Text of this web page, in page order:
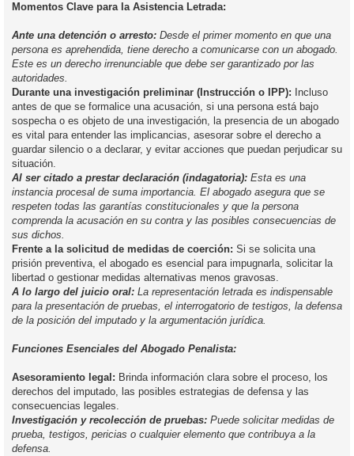
Momentos Clave para la Asistencia Letrada:
Ante una detención o arresto: Desde el primer momento en que una
persona es aprehendida, tiene derecho a comunicarse con un abogado.
Este es un derecho irrenunciable que debe ser garantizado por las
autoridades.
Durante una investigación preliminar (Instrucción o IPP): Incluso
antes de que se formalice una acusación, si una persona está bajo
sospecha o es objeto de una investigación, la presencia de un abogado
es vital para entender las implicancias, asesorar sobre el derecho a
guardar silencio o a declarar, y evitar acciones que puedan perjudicar su
situación.
Al ser citado a prestar declaración (indagatoria): Esta es una
instancia procesal de suma importancia. El abogado asegura que se
respeten todas las garantías constitucionales y que la persona
comprenda la acusación en su contra y las posibles consecuencias de
sus dichos.
Frente a la solicitud de medidas de coerción: Si se solicita una
prisión preventiva, el abogado es esencial para impugnarla, solicitar la
libertad o gestionar medidas alternativas menos gravosas.
A lo largo del juicio oral: La representación letrada es indispensable
para la presentación de pruebas, el interrogatorio de testigos, la defensa
de la posición del imputado y la argumentación jurídica.
Funciones Esenciales del Abogado Penalista:
Asesoramiento legal: Brinda información clara sobre el proceso, los
derechos del imputado, las posibles estrategias de defensa y las
consecuencias legales.
Investigación y recolección de pruebas: Puede solicitar medidas de
prueba, testigos, pericias o cualquier elemento que contribuya a la
defensa.